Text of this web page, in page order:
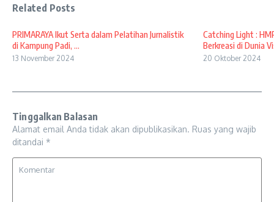
Related Posts
PRIMARAYA Ikut Serta dalam Pelatihan Jurnalistik
di Kampung Padi, ...
13 November 2024
Catching Light :
Berkreasi di Dunia
20 Oktober 2024
Tinggalkan Balasan
Alamat email Anda tidak akan dipublikasikan. Ruas yang wajib
ditandai *